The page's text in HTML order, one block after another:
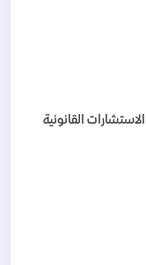
الاستشارات القانونية